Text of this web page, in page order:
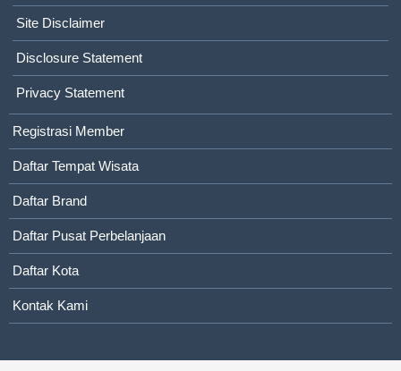
Site Disclaimer
Disclosure Statement
Privacy Statement
Registrasi Member
Daftar Tempat Wisata
Daftar Brand
Daftar Pusat Perbelanjaan
Daftar Kota
Kontak Kami